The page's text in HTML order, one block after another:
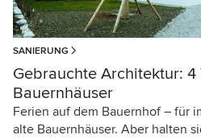
SANIERUNG
Gebrauchte Architektur: 4
Bauernhäuser
Ferien auf dem Bauernhof – für
alte Bauernhäuser. Aber halten